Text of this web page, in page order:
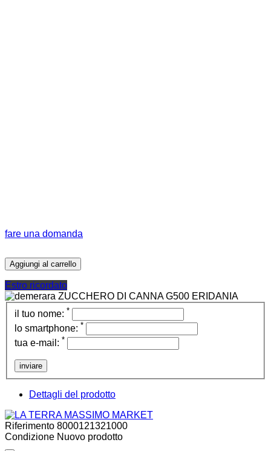
fare una domanda
Aggiungi al carrello
Estro ricordato
il tuo nome: *
lo smartphone: *
tua e-mail: *
inviare
Dettagli del prodotto
Riferimento 8000121321000
Condizione Nuovo prodotto